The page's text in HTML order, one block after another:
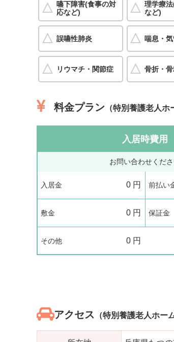
嚥下障害(食事の対
応など)
理学療
など)
誤嚥性肺炎 喘息・
リウマチ・関節症 骨折・
料金プラン （特別養護老人
入居時費用
お問い合わせくだ
入居金 0 円 前払い
敷金 0 円 保証金
その他 0 円
アクセス （特別養護老人ホー